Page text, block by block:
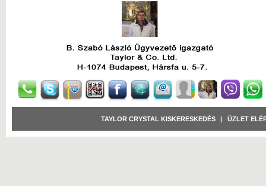
TAYLOR CRYSTAL KISKERESKEDÉS ÜZLET